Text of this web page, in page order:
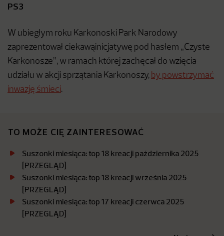
PS3
W ubiegłym roku Karkonoski Park Narodowy
zaprezentował ciekawąinicjatywę pod hasłem „Czyste
Karkonosze”, w ramach której zachęcał do wzięcia
udziału w akcji sprzątania Karkonoszy, by powstrzymać
inwazję śmieci.
TO MOŻE CIĘ ZAINTERESOWAĆ
Suszonki miesiąca: top 18 kreacji października 2025
[PRZEGLĄD]
Suszonki miesiąca: top 18 kreacji września 2025
[PRZEGLĄD]
Suszonki miesiąca: top 17 kreacji czerwca 2025
[PRZEGLĄD]